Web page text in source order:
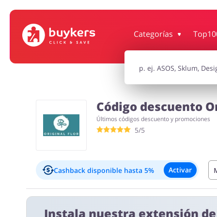
Categorías
Supermercado Hogar y
Motorización
Código descuento
Últimos códigos descuento y promociones
5/5
Cashback disponible hasta 5% Activar
El cashback aparecerá en tu cuenta en un plazo de 2
Instala nuestra extensión